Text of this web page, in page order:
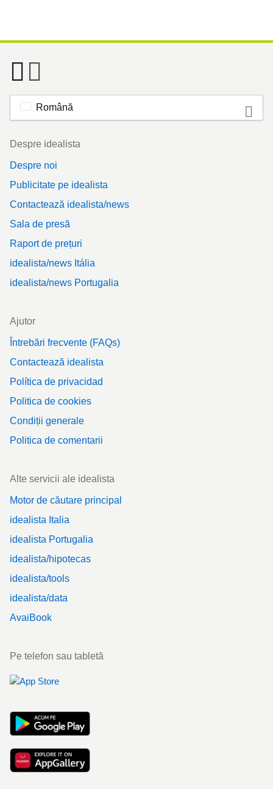
Română
Footer
Despre idealista
Despre noi
Publicitate pe idealista
Contactează idealista/news
Sala de presă
Raport de prețuri
idealista/news Itália
idealista/news Portugalia
Ajutor
Întrebări frecvente (FAQs)
Contactează idealista
Política de privacidad
Politica de cookies
Condiții generale
Politica de comentarii
Alte servicii ale idealista
Motor de căutare principal
idealista Italia
idealista Portugalia
idealista/hipotecas
idealista/tools
idealista/data
AvaiBook
Pe telefon sau tabletă